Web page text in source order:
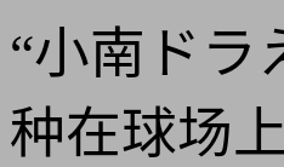
“小南ドラ
种在球场